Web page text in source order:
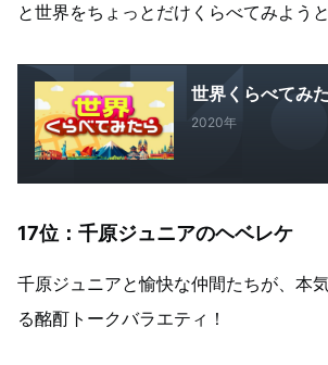
と世界をちょっとだけくらべてみよう
世界くらべてみ
2020年
17位：千原ジュニアのヘベレケ
千原ジュニアと愉快な仲間たちが、本
る酩酊トークバラエティ！